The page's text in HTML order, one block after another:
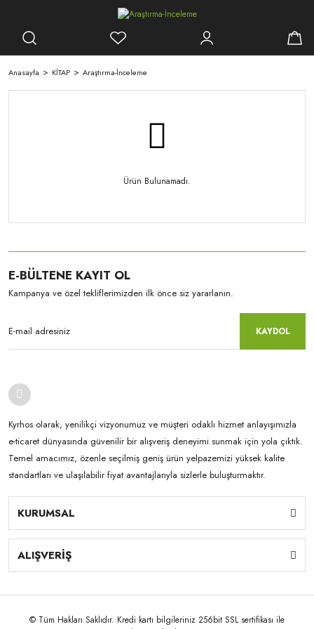
Anasayfa KİTAP Araştırma-İnceleme
Ürün Bulunamadı.
E-BÜLTENE KAYIT OL
Kampanya ve özel tekliflerimizden ilk önce siz yararlanın.
KAYDOL
Kyrhos olarak, yenilikçi vizyonumuz ve müşteri odaklı hizmet anlayışımızla
e-ticaret dünyasında güvenilir bir alışveriş deneyimi sunmak için yola çıktık.
Temel amacımız, özenle seçilmiş geniş ürün yelpazemizi yüksek kalite
standartları ve ulaşılabilir fiyat avantajlarıyla sizlerle buluşturmaktır.
KURUMSAL
ALIŞVERİŞ
© Tüm Hakları Saklıdır. Kredi kartı bilgileriniz 256bit SSL sertifikası ile